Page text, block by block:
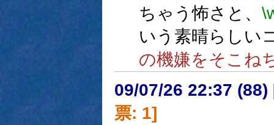
ちゃう怖さと、
いう素晴らしい
の機嫌をそこね
09/07/26 22:37 (88)
票: 1]